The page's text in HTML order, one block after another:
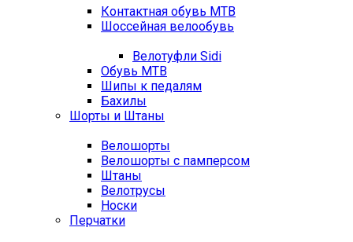
Контактная обувь MTB
Шоссейная велообувь
Велотуфли Sidi
Обувь MTB
Шипы к педалям
Бахилы
Шорты и Штаны
Велошорты
Велошорты с памперсом
Штаны
Велотрусы
Носки
Перчатки